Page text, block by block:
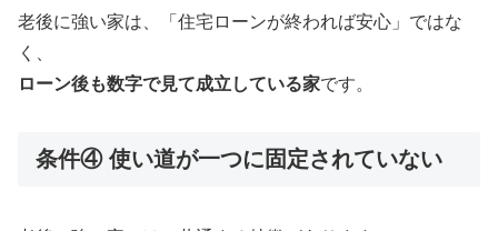
老後に強い家は、「住宅ローンが終われば安心」ではな
く、
ローン後も数字で見て成立している家です。
条件④ 使い道が一つに固定されていない